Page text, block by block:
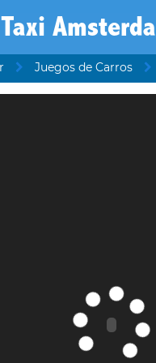
Juegos de Carros